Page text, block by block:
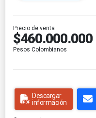
Precio de venta
$460.000.000
Pesos Colombianos
Descargar
información